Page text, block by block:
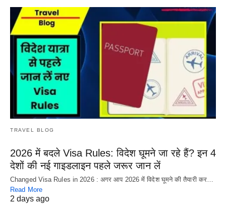
TRAVEL BLOG
2026 में बदले Visa Rules: विदेश घूमने जा रहे हैं? इन 4
देशों की नई गाइडलाइन पहले जरूर जान लें
Changed Visa Rules in 2026 : अगर आप 2026 में विदेश घूमने की तैयारी कर…
Read More
2 days ago